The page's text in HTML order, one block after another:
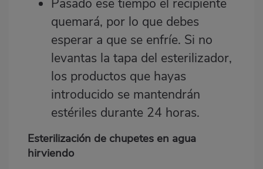
quemará, por lo que debes
esperar a que se enfríe. Si no
levantas la tapa del esterilizador,
los productos que hayas
introducido se mantendrán
estériles durante 24 horas.
Esterilización de chupetes en agua
hirviendo